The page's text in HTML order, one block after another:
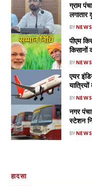
ग्राम
लगातार
BY
पीएम
BY
एयर
BY
नगर
स्टेशन
BY
हादसा